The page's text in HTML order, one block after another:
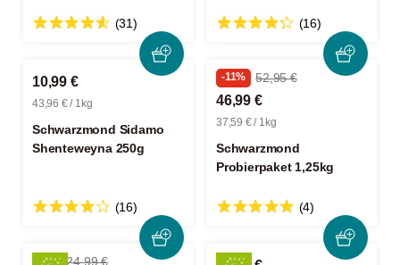
(31) (16)
10,99 €
43,96 € / 1kg
Schwarzmond Sidamo
Shenteweyna 250g
(16)
-11% 52,95 €
46,99 €
37,59 € / 1kg
Schwarzmond
Probierpaket 1,25kg
(4)
-4% 24,99 €